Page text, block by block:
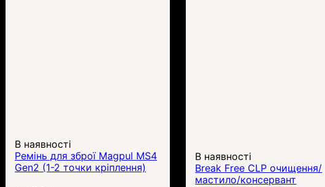
В наявності
Ремінь для зброї Magpul MS4
Gen2 (1-2 точки кріплення)
В наявності
Break Free CLP очищення/
мастило/консервант